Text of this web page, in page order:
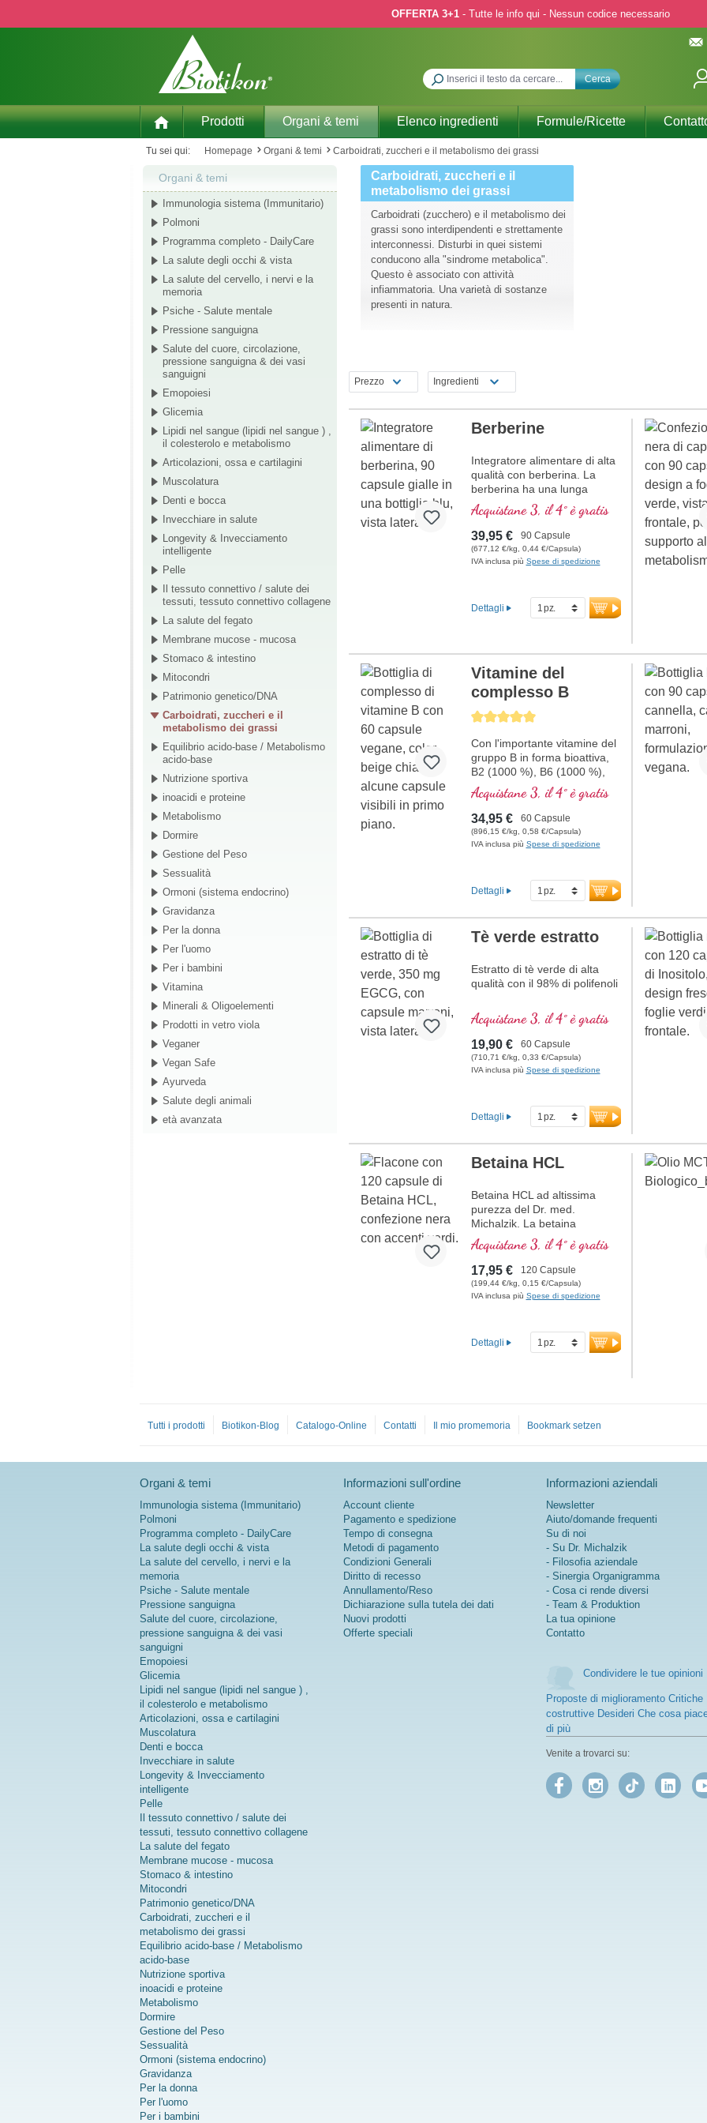
OFFERTA 3+1- Tutte le info qui - Nessun codice necessario
Cerca
Prodotti Organi & temi Elenco ingredienti Formule/Ricette
Tu sei qui: Homepage Organi & temi Carboidrati, zuccheri e il metabolismo dei grassi
Organi & temi
Immunologia sistema (Immunitario)
Polmoni
Programma completo - DailyCare
La salute degli occhi & vista
La salute del cervello, i nervi e la
memoria
Psiche - Salute mentale
Pressione sanguigna
Salute del cuore, circolazione,
pressione sanguigna & dei vasi
sanguigni
Emopoiesi
Glicemia
Lipidi nel sangue (lipidi nel sangue ) ,
il colesterolo e metabolismo
Articolazioni, ossa e cartilagini
Muscolatura
Denti e bocca
Invecchiare in salute
Longevity & Invecciamento
intelligente
Pelle
Il tessuto connettivo / salute dei
tessuti, tessuto connettivo collagene
La salute del fegato
Membrane mucose - mucosa
Stomaco & intestino
Mitocondri
Patrimonio genetico/DNA
Carboidrati, zuccheri e il
metabolismo dei grassi
Equilibrio acido-base / Metabolismo
acido-base
Nutrizione sportiva
inoacidi e proteine
Metabolismo
Dormire
Gestione del Peso
Sessualità
Ormoni (sistema endocrino)
Gravidanza
Per la donna
Per l'uomo
Per i bambini
Vitamina
Minerali & Oligoelementi
Prodotti in vetro viola
Veganer
Vegan Safe
Ayurveda
Salute degli animali
età avanzata
Carboidrati, zuccheri e il
metabolismo dei grassi
Carboidrati (zucchero) e il metabolismo dei
grassi sono interdipendenti e strettamente
interconnessi. Disturbi in quei sistemi
conducono alla "sindrome metabolica".
Questo è associato con attività
infiammatoria. Una varietà di sostanze
presenti in natura.
Prezzo Ingredienti
Berberine
Integratore alimentare di alta
qualità con berberina. La
berberina ha una lunga
tradizione di utilizzo nella
cultura tradizionale cinese,
nell'Ayurveda e nella scienza
vegetale ed erboristica
europea.
Acquistane 3, il 4° è gratis
39,95 € 90 Capsule
(677,12 €/kg, 0,44 €/Capsula)
IVA inclusa più Spese di spedizione
Dettagli
Average rating of 5 out of 5 stars
Vitamine del
complesso B
Con l'importante vitamine del
gruppo B in forma bioattiva,
B2 (1000 %), B6 (1000 %),
B12 (5000 %) e l'acido folico
(400 %) e tutti gli altri
vitamine-B. Con
metilcobalamina e adenosil
cobalamina.
Acquistane 3, il 4° è gratis
34,95 € 60 Capsule
(896,15 €/kg, 0,58 €/Capsula)
IVA inclusa più Spese di spedizione
Dettagli
Tè verde estratto
Estratto di tè verde di alta
qualità con il 98% di polifenoli
Acquistane 3, il 4° è gratis
19,90 € 60 Capsule
(710,71 €/kg, 0,33 €/Capsula)
IVA inclusa più Spese di spedizione
Dettagli
Betaina HCL
Betaina HCL ad altissima
purezza del Dr. med.
Michalzik. La betaina
contribuisce al normale
metabolismo dell’omocisteina.
Vegano, ipoallergenico e
privo di additivi. Sviluppato da
medici in Germania, testato in
20 anni di esperienza nella
produzione di micronutrienti.
Acquistane 3, il 4° è gratis
17,95 € 120 Capsule
(199,44 €/kg, 0,15 €/Capsula)
IVA inclusa più Spese di spedizione
Dettagli
Tutti i prodotti Biotikon-Blog Catalogo-Online Contatti Il mio promemoria Bookmark setzen
Organi & temi
Immunologia sistema (Immunitario)
Polmoni
Programma completo - DailyCare
La salute degli occhi & vista
La salute del cervello, i nervi e la
memoria
Psiche - Salute mentale
Pressione sanguigna
Salute del cuore, circolazione,
pressione sanguigna & dei vasi
sanguigni
Emopoiesi
Glicemia
Lipidi nel sangue (lipidi nel sangue ) ,
il colesterolo e metabolismo
Articolazioni, ossa e cartilagini
Muscolatura
Denti e bocca
Invecchiare in salute
Longevity & Invecciamento
intelligente
Pelle
Il tessuto connettivo / salute dei
tessuti, tessuto connettivo collagene
La salute del fegato
Membrane mucose - mucosa
Stomaco & intestino
Mitocondri
Patrimonio genetico/DNA
Carboidrati, zuccheri e il
metabolismo dei grassi
Equilibrio acido-base / Metabolismo
acido-base
Nutrizione sportiva
inoacidi e proteine
Metabolismo
Dormire
Gestione del Peso
Sessualità
Ormoni (sistema endocrino)
Gravidanza
Per la donna
Per l'uomo
Per i bambini
Informazioni sull'ordine
Account cliente
Pagamento e spedizione
Tempo di consegna
Metodi di pagamento
Condizioni Generali
Diritto di recesso
Annullamento/Reso
Dichiarazione sulla tutela dei dati
Nuovi prodotti
Offerte speciali
Informazioni aziendali
Newsletter
Aiuto/domande frequenti
Su di noi
- Su Dr. Michalzik
- Filosofia aziendale
- Sinergia Organigramma
- Cosa ci rende diversi
- Team & Produktion
La tua opinione
Contatto
Condividere le tue opinioni
Proposte di miglioramento Critiche
costruttive Desideri Che cosa
di più
Venite a trovarci su: